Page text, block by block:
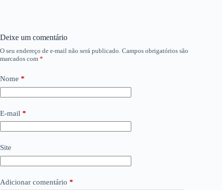
Deixe um comentário
O seu endereço de e-mail não será publicado. Campos obrigatórios são
marcados com *
Nome *
E-mail *
Site
Adicionar comentário *